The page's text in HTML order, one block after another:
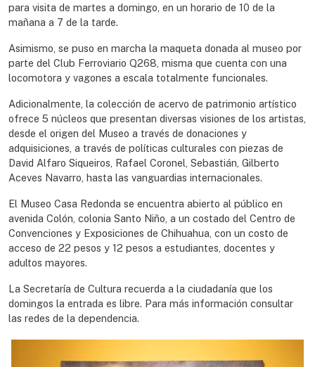
para visita de martes a domingo, en un horario de 10 de la
mañana a 7 de la tarde.
Asimismo, se puso en marcha la maqueta donada al museo por
parte del Club Ferroviario Q268, misma que cuenta con una
locomotora y vagones a escala totalmente funcionales.
Adicionalmente, la colección de acervo de patrimonio artístico
ofrece 5 núcleos que presentan diversas visiones de los artistas,
desde el origen del Museo a través de donaciones y
adquisiciones, a través de políticas culturales con piezas de
David Alfaro Siqueiros, Rafael Coronel, Sebastián, Gilberto
Aceves Navarro, hasta las vanguardias internacionales.
El Museo Casa Redonda se encuentra abierto al público en
avenida Colón, colonia Santo Niño, a un costado del Centro de
Convenciones y Exposiciones de Chihuahua, con un costo de
acceso de 22 pesos y 12 pesos a estudiantes, docentes y
adultos mayores.
La Secretaría de Cultura recuerda a la ciudadanía que los
domingos la entrada es libre. Para más información consultar
las redes de la dependencia.